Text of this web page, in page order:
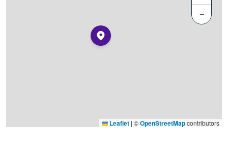
−
Leaflet | ©OpenStreetMapcontributors